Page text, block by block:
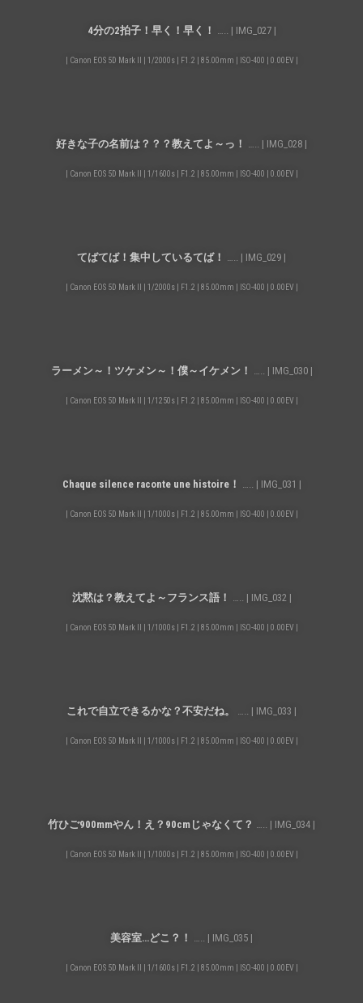
4分の2拍子！早く！早く！ ….. | IMG_027 |
| Canon EOS 5D Mark II | 1/2000s | F1.2 | 85.00mm | ISO-400 | 0.00EV |
好きな子の名前は？？？教えてよ～っ！ ….. | IMG_028 |
| Canon EOS 5D Mark II | 1/1600s | F1.2 | 85.00mm | ISO-400 | 0.00EV |
てばてば！集中しているてば！ ….. | IMG_029 |
| Canon EOS 5D Mark II | 1/2000s | F1.2 | 85.00mm | ISO-400 | 0.00EV |
ラーメン～！ツケメン～！僕～イケメン！ ….. | IMG_030 |
| Canon EOS 5D Mark II | 1/1250s | F1.2 | 85.00mm | ISO-400 | 0.00EV |
Chaque silence raconte une histoire！ ….. | IMG_031 |
| Canon EOS 5D Mark II | 1/1000s | F1.2 | 85.00mm | ISO-400 | 0.00EV |
沈黙は？教えてよ～フランス語！ ….. | IMG_032 |
| Canon EOS 5D Mark II | 1/1000s | F1.2 | 85.00mm | ISO-400 | 0.00EV |
これで自立できるかな？不安だね。 ….. | IMG_033 |
| Canon EOS 5D Mark II | 1/1000s | F1.2 | 85.00mm | ISO-400 | 0.00EV |
⽵ひご900mmやん！え？90cmじゃなくて？ ….. | IMG_034 |
| Canon EOS 5D Mark II | 1/1000s | F1.2 | 85.00mm | ISO-400 | 0.00EV |
美容室…どこ？！ ….. | IMG_035 |
| Canon EOS 5D Mark II | 1/1600s | F1.2 | 85.00mm | ISO-400 | 0.00EV |